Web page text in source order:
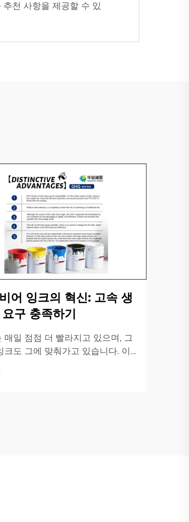
천 사항을 제공할 수 있
어 잉크의 혁신: 고속 생
구 충족하기
매일 점점 더 빨라지고 있으며, 그
크도 그에 맞춰가고 있습니다. 이
로운 아이디어들을 살펴보고 그것